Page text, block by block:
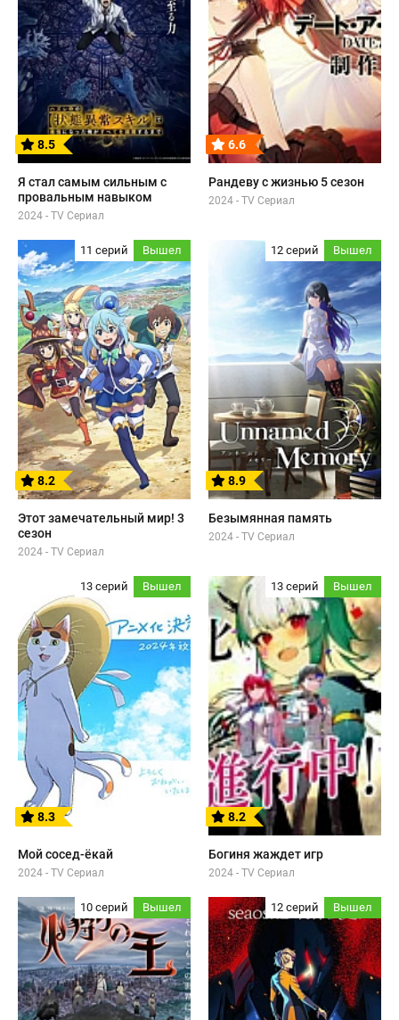
8.5
Я стал самым сильным с
провальным навыком
2024 - TV Сериал
6.6
Рандеву с жизнью 5 сезон
2024 - TV Сериал
11 серий Вышел
8.2
Этот замечательный мир! 3
сезон
2024 - TV Сериал
12 серий Вышел
8.9
Безымянная память
2024 - TV Сериал
13 серий Вышел
8.3
Мой сосед-ёкай
2024 - TV Сериал
13 серий Вышел
8.2
Богиня жаждет игр
2024 - TV Сериал
10 серий Вышел 12 серий Вышел